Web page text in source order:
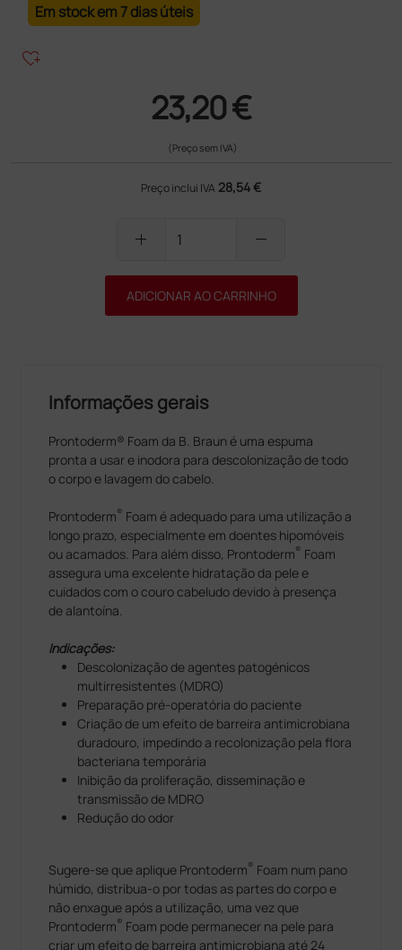
Em stock em 7 dias úteis
heart_plus
23,20 €
(Preço sem IVA)
Preço inclui IVA 28,54 €
add remove
ADICIONAR AO CARRINHO
Informações gerais
Prontoderm® Foam da B. Braun é uma espuma
pronta a usar e inodora para descolonização de todo
o corpo e lavagem do cabelo.
Prontoderm® Foam é adequado para uma utilização a
longo prazo, especialmente em doentes hipomóveis
ou acamados. Para além disso, Prontoderm® Foam
assegura uma excelente hidratação da pele e
cuidados com o couro cabeludo devido à presença
de alantoína.
Indicações:
Descolonização de agentes patogénicos
multirresistentes (MDRO)
Preparação pré-operatória do paciente
Criação de um efeito de barreira antimicrobiana
duradouro, impedindo a recolonização pela flora
bacteriana temporária
Inibição da proliferação, disseminação e
transmissão de MDRO
Redução do odor
Sugere-se que aplique Prontoderm® Foam num pano
húmido, distribua-o por todas as partes do corpo e
não enxague após a utilização, uma vez que
Prontoderm® Foam pode permanecer na pele para
criar um efeito de barreira antimicrobiana até 24